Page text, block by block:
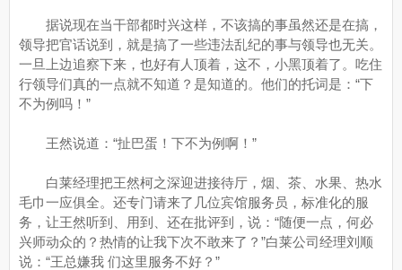
据说现在当干部都时兴这样，不该搞的事虽然还是在搞，
领导把官话说到，就是搞了一些违法乱纪的事与领导也无关。
一旦上边追察下来，也好有人顶着，这不，小黑顶着了。吃住
行领导们真的一点就不知道？是知道的。他们的托词是：“下
不为例吗！”
王然说道：“扯巴蛋！下不为例啊！”
白莱经理把王然柯之深迎进接待厅，烟、茶、水果、热水
毛巾一应俱全。还专门请来了几位宾馆服务员，标准化的服
务，让王然听到、用到、还在批评到，说：“随便一点，何必
兴师动众的？热情的让我下次不敢来了？”白莱公司经理刘顺
说：“王总嫌我 们这里服务不好？”